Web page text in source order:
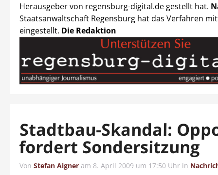
Herausgeber von regensburg-digital.de gestellt hat.
Staatsanwaltschaft Regensburg hat das Verfahren
eingestellt. Die Redaktion
Stadtbau-Skandal:
fordert Sondersitzung
Von Stefan Aigner am 8. April 2009 um 17:50 Uhr in